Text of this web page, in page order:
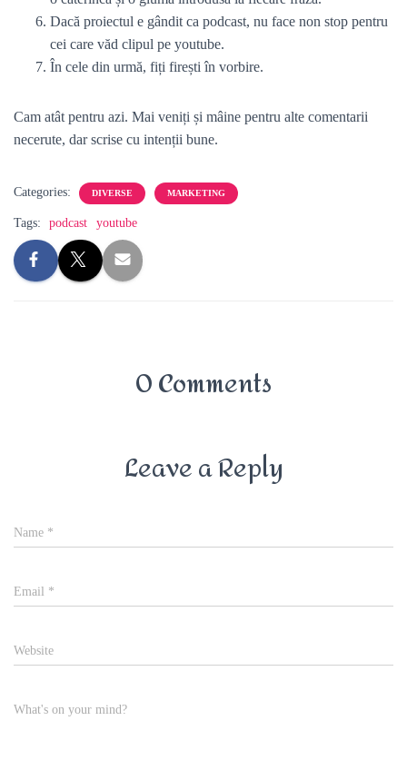
Dacă proiectul e gândit ca podcast, nu face non stop pentru
cei care văd clipul pe youtube.
În cele din urmă, fiți firești în vorbire.
Cam atât pentru azi. Mai veniți și mâine pentru alte comentarii
necerute, dar scrise cu intenții bune.
Categories: DIVERSE MARKETING
Tags: podcast youtube
0 Comments
Leave a Reply
Name *
Email *
Website
What's on your mind?